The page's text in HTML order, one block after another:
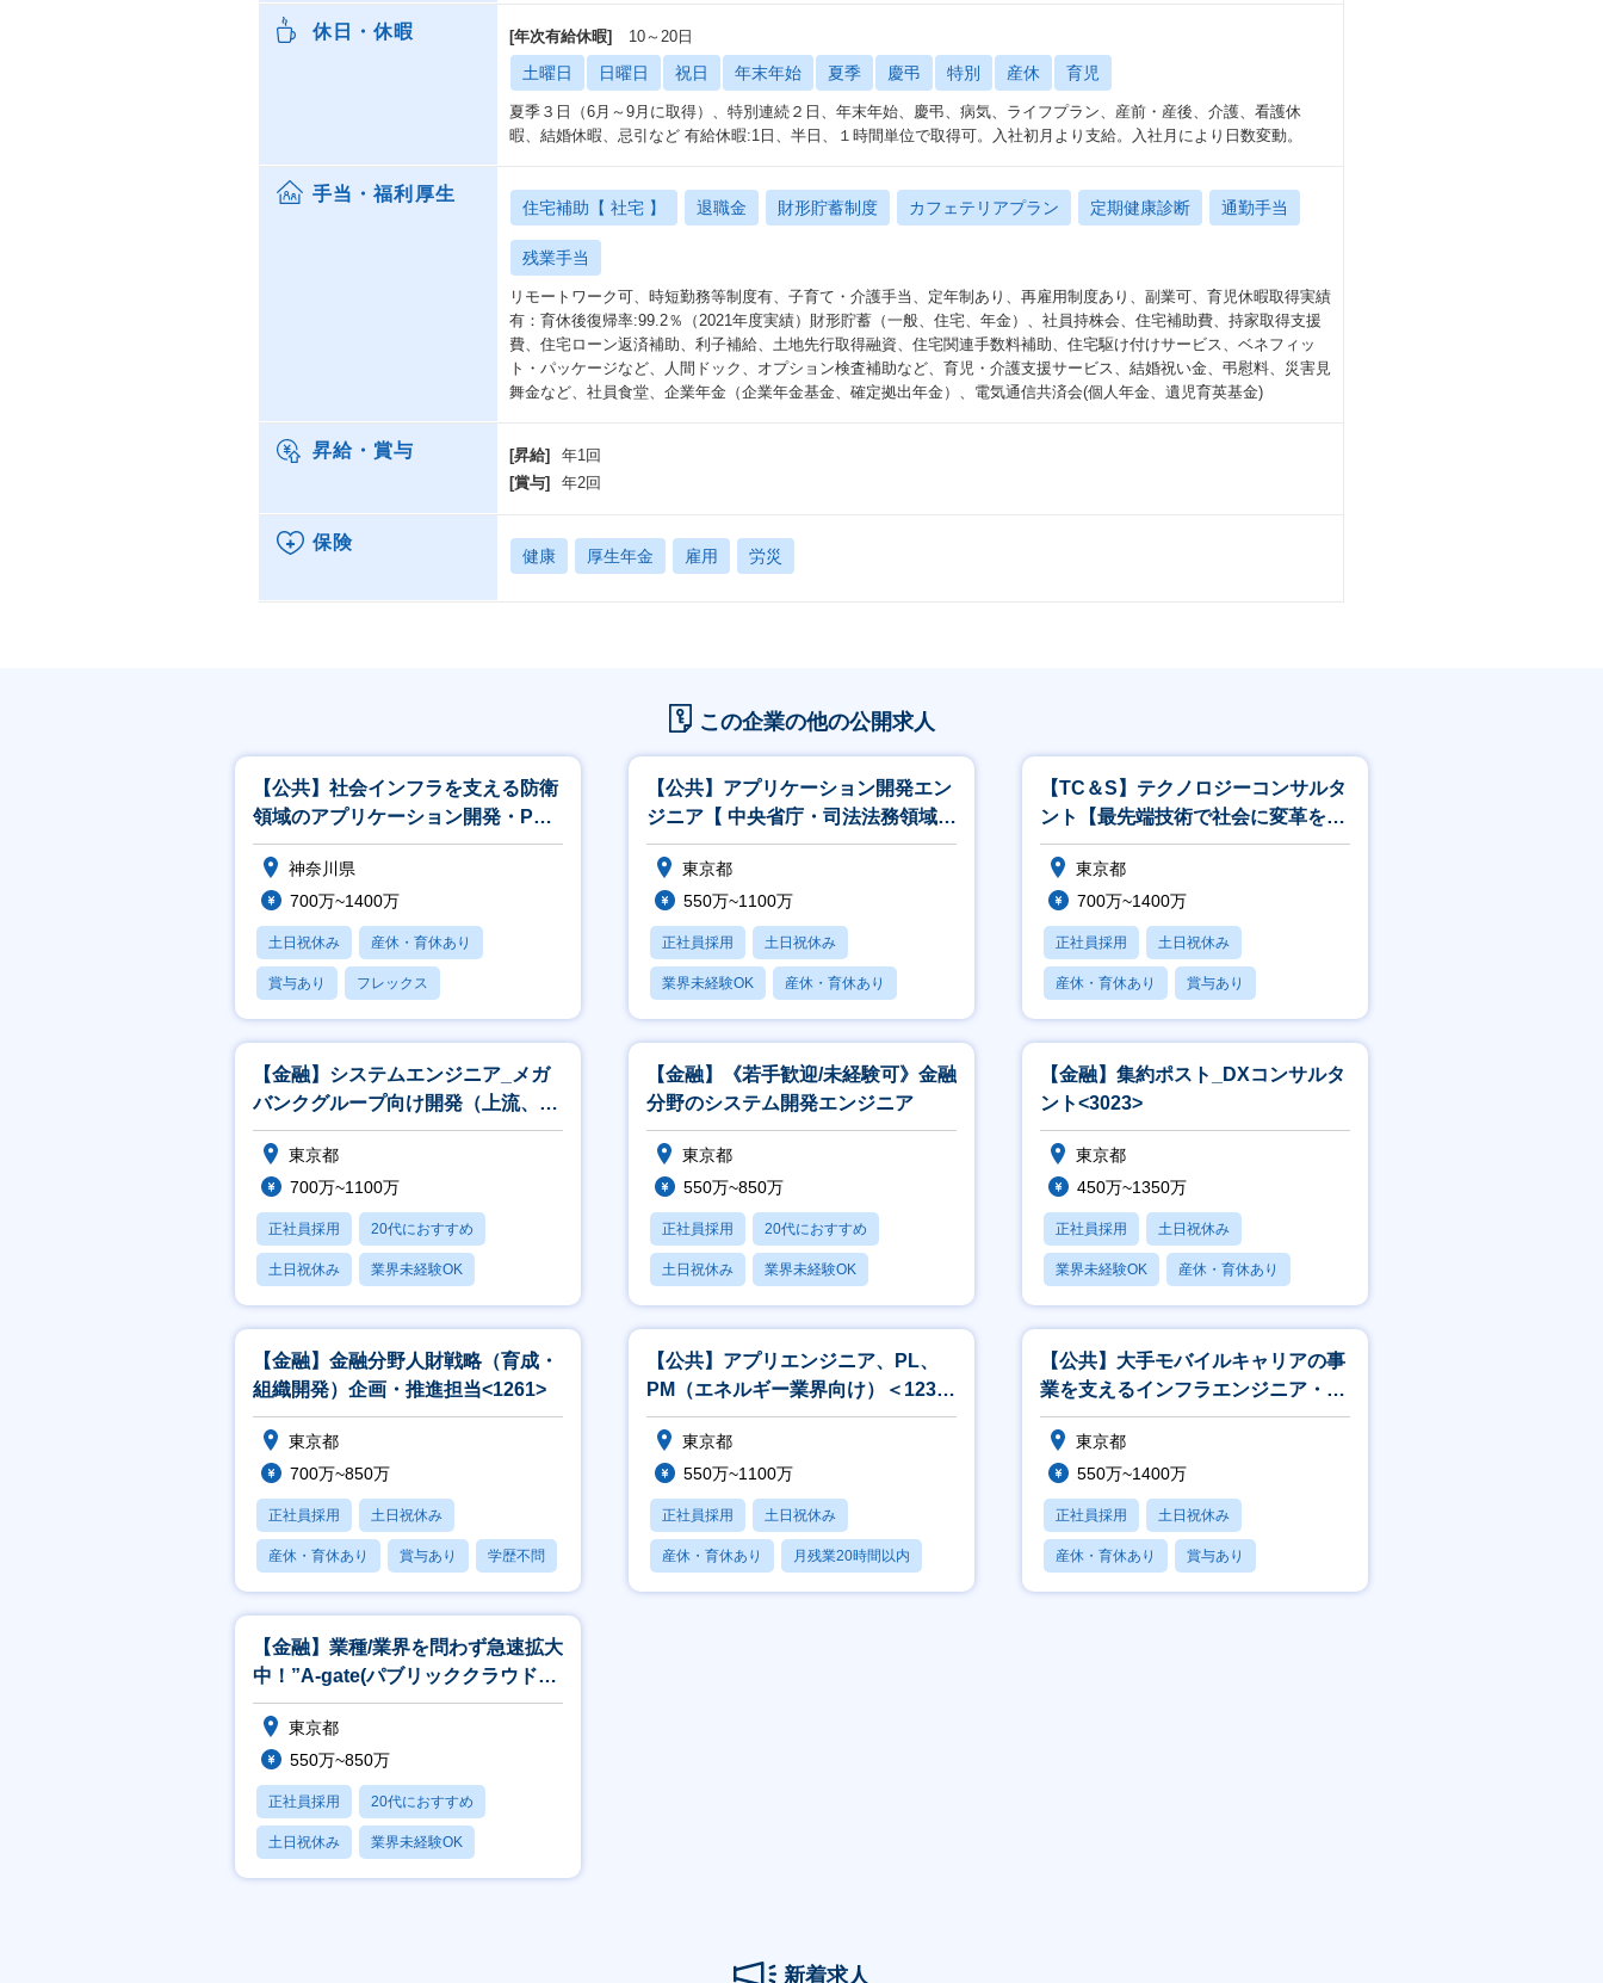
休日・休暇 [年次有給休暇] 10～20日
土曜日 日曜日 祝日 年末年始 夏季 慶弔 特別 産休 育児
夏季３日（6月～9月に取得）、特別連続２日、年末年始、慶弔、病気、ライフプラン、産前・産後、介護、看護休
暇、結婚休暇、忌引など 有給休暇:1日、半日、１時間単位で取得可。入社初月より支給。入社月により日数変動。
手当・福利厚生
住宅補助【 社宅 】 退職金 財形貯蓄制度 カフェテリアプラン 定期健康診断 通勤手当
残業手当
リモートワーク可、時短勤務等制度有、子育て・介護手当、定年制あり、再雇用制度あり、副業可、育児休暇取得実績
有：育休後復帰率:99.2％（2021年度実績）財形貯蓄（一般、住宅、年金）、社員持株会、住宅補助費、持家取得支援
費、住宅ローン返済補助、利子補給、土地先行取得融資、住宅関連手数料補助、住宅駆け付けサービス、ベネフィッ
ト・パッケージなど、人間ドック、オプション検査補助など、育児・介護支援サービス、結婚祝い金、弔慰料、災害見
舞金など、社員食堂、企業年金（企業年金基金、確定拠出年金）、電気通信共済会(個人年金、遺児育英基金)
昇給・賞与 [昇給]
年1回
[賞与]
年2回
保険
健康 厚生年金 雇用 労災
この企業の他の公開求人
【公共】社会インフラを支える防衛
領域のアプリケーション開発・PM
／PL候補<488>
神奈川県
700万~1400万
土日祝休み 産休・育休あり
賞与あり フレックス
社宅・住宅補助
【公共】アプリケーション開発エン
ジニア【 中央省庁・司法法務領域】
<564>
東京都
550万~1100万
正社員採用 土日祝休み
業界未経験OK 産休・育休あり
賞与あり
【TC＆S】テクノロジーコンサルタ
ント【最先端技術で社会に変革を起
こすITコンサル】<244>
東京都
700万~1400万
正社員採用 土日祝休み
産休・育休あり 賞与あり
フレックス
【金融】システムエンジニア_メガ
バンクグループ向け開発（上流、開
発リーダ）担当
東京都
700万~1100万
正社員採用 20代におすすめ
土日祝休み 業界未経験OK
産休・育休あり
【金融】《若手歓迎/未経験可》金融
分野のシステム開発エンジニア
東京都
550万~850万
正社員採用 20代におすすめ
土日祝休み 業界未経験OK
産休・育休あり
【金融】集約ポスト_DXコンサルタ
ント<3023>
東京都
450万~1350万
正社員採用 土日祝休み
業界未経験OK 産休・育休あり
賞与あり
【金融】金融分野人財戦略（育成・
組織開発）企画・推進担当<1261>
東京都
700万~850万
正社員採用 土日祝休み
産休・育休あり 賞与あり 学歴不問
【公共】アプリエンジニア、PL、
PM（エネルギー業界向け）＜1238
＞
東京都
550万~1100万
正社員採用 土日祝休み
産休・育休あり 月残業20時間以内
賞与あり
【公共】大手モバイルキャリアの事
業を支えるインフラエンジニア・イ
ンフラアーキテクト<188>
東京都
550万~1400万
正社員採用 土日祝休み
産休・育休あり 賞与あり
フレックス
【金融】業種/業界を問わず急速拡大
中！”A-gate(パブリッククラウド活
用ソリューション)”の企画
東京都
550万~850万
正社員採用 20代におすすめ
土日祝休み 業界未経験OK
産休・育休あり
新着求人